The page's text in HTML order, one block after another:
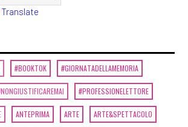
Translate
#BOOKTOK #GIORNATADELLAMEMORIA
#PROFESSIONELETTORE
ANTEPRIMA ARTE ARTE&SPETTACOLO